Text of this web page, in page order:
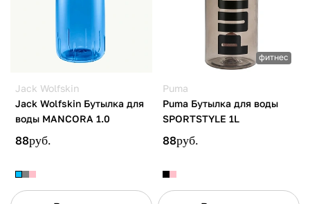
Jack Wolfskin
Jack Wolfskin Бутылка для
воды MANCORA 1.0
88руб.
фитнес
Puma
Puma Бутылка для воды
SPORTSTYLE 1L
88руб.